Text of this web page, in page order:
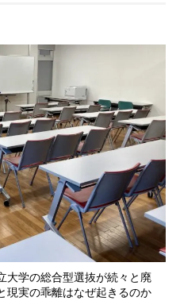
大学の総合型選抜が続々と廃
実の乖離はなぜ起きるのか